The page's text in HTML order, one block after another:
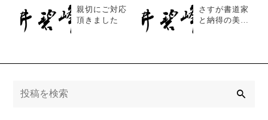
親切にご対応
頂きました
さすが書道家
と納得の美し